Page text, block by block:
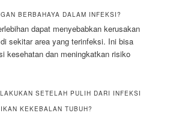
BERBAHAYA DALAM INFEKSI?
dapat menyebabkan kerusakan
sekitar area yang terinfeksi. Ini bisa
kesehatan dan meningkatkan risiko
SETELAH PULIH DARI INFEKSI
KEKEBALAN TUBUH?